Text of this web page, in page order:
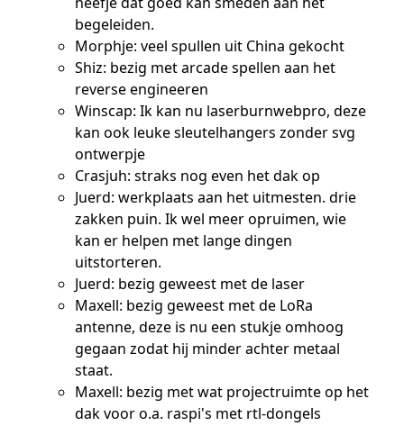
begeleiden.
Morphje: veel spullen uit China gekocht
Shiz: bezig met arcade spellen aan het
reverse engineeren
Winscap: Ik kan nu laserburnwebpro, deze
kan ook leuke sleutelhangers zonder svg
ontwerpje
Crasjuh: straks nog even het dak op
Juerd: werkplaats aan het uitmesten. drie
zakken puin. Ik wel meer opruimen, wie
kan er helpen met lange dingen
uitstorteren.
Juerd: bezig geweest met de laser
Maxell: bezig geweest met de LoRa
antenne, deze is nu een stukje omhoog
gegaan zodat hij minder achter metaal
staat.
Maxell: bezig met wat projectruimte op het
dak voor o.a. raspi's met rtl-dongels